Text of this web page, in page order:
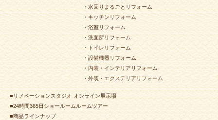
・水回りまるごとリフォーム
・キッチンリフォーム
・浴室リフォーム
・洗面所リフォーム
・トイレリフォーム
・設備機器リフォーム
・内装・インテリアリフォーム
・外装・エクステリアリフォーム
■リノベーションスタジオ オンライン展示場
■24時間365日ショールームルームツアー
■商品ラインナップ